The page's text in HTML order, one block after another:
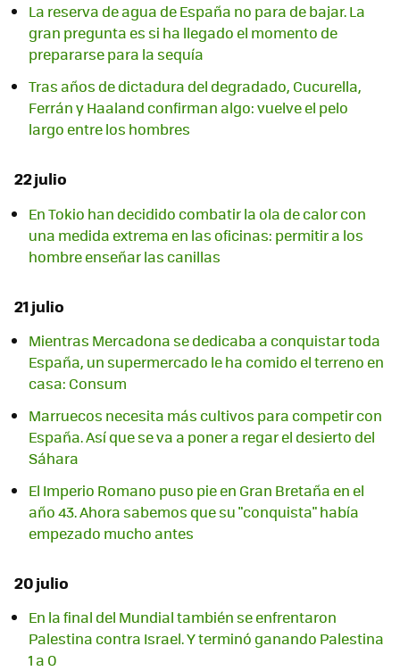
La reserva de agua de España no para de bajar. La
gran pregunta es si ha llegado el momento de
prepararse para la sequía
Tras años de dictadura del degradado, Cucurella,
Ferrán y Haaland confirman algo: vuelve el pelo
largo entre los hombres
22 julio
En Tokio han decidido combatir la ola de calor con
una medida extrema en las oficinas: permitir a los
hombre enseñar las canillas
21 julio
Mientras Mercadona se dedicaba a conquistar toda
España, un supermercado le ha comido el terreno en
casa: Consum
Marruecos necesita más cultivos para competir con
España. Así que se va a poner a regar el desierto del
Sáhara
El Imperio Romano puso pie en Gran Bretaña en el
año 43. Ahora sabemos que su "conquista" había
empezado mucho antes
20 julio
En la final del Mundial también se enfrentaron
Palestina contra Israel. Y terminó ganando Palestina
1 a 0